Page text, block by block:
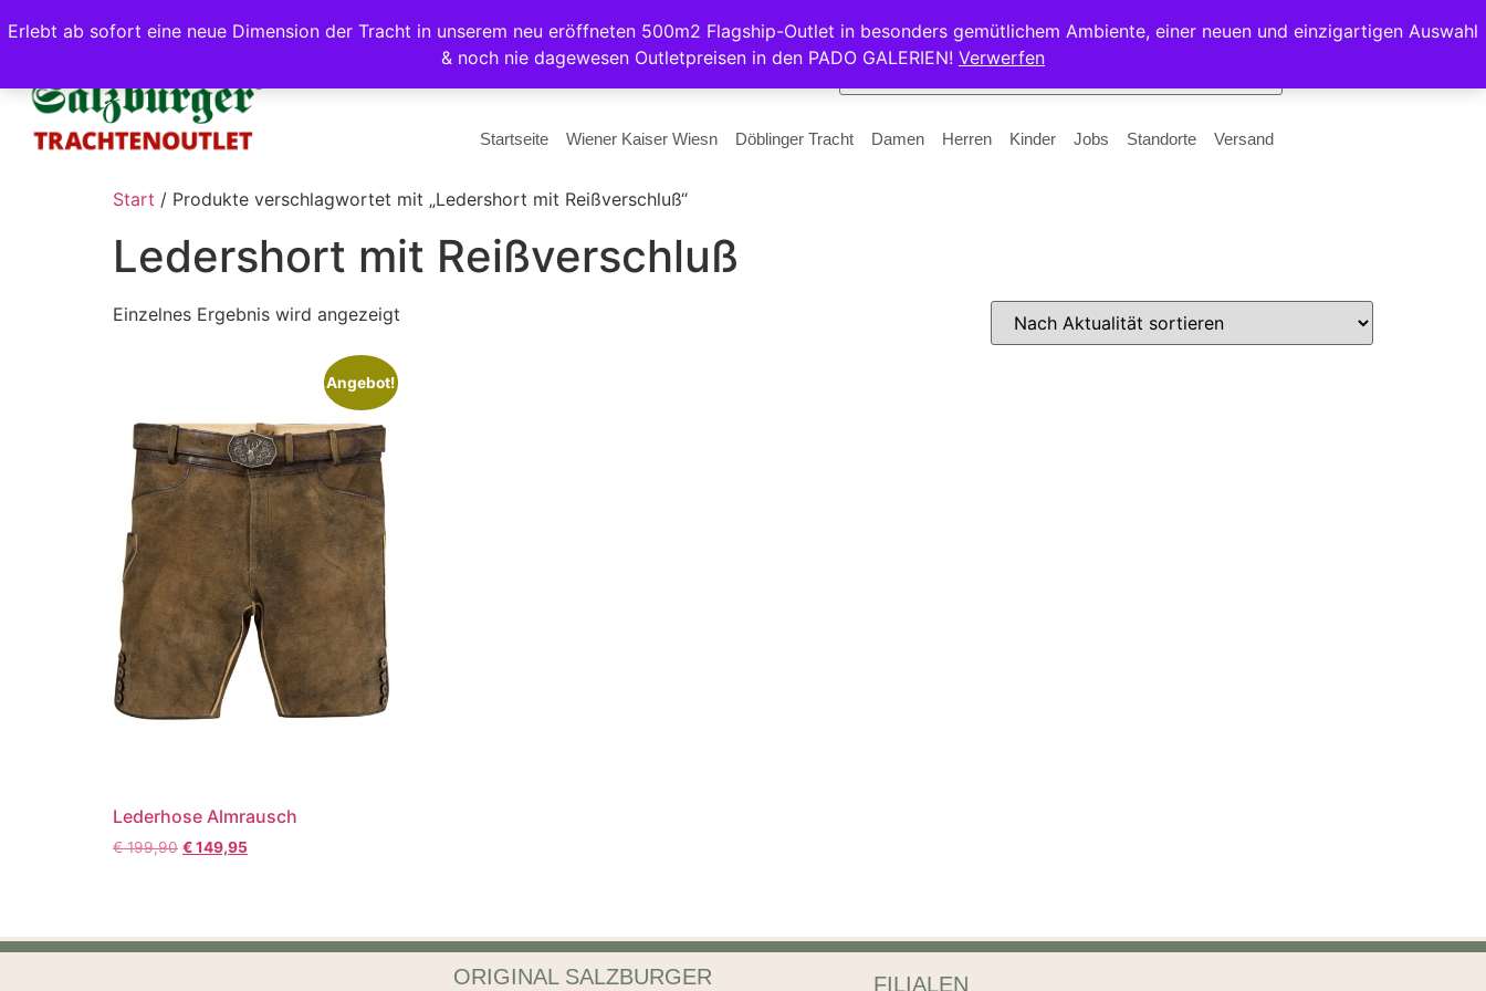
Erlebt ab sofort eine neue Dimension der Tracht in unserem neu eröffneten 500m2 Flagship-Outlet in besonders gemütlichem Ambiente, einer neuen und einzigartigen Auswahl
& noch nie dagewesen Outletpreisen in den PADO GALERIEN! Verwerfen
Startseite Wiener Kaiser Wiesn Döblinger Tracht Damen Herren Kinder Jobs Standorte Versand
Start / Produkte verschlagwortet mit „Ledershort mit Reißverschluß“
Ledershort mit Reißverschluß
Einzelnes Ergebnis wird angezeigt
Angebot!
Lederhose Almrausch
€199,90 €149,95
ORIGINAL SALZBURGER
FILIALEN